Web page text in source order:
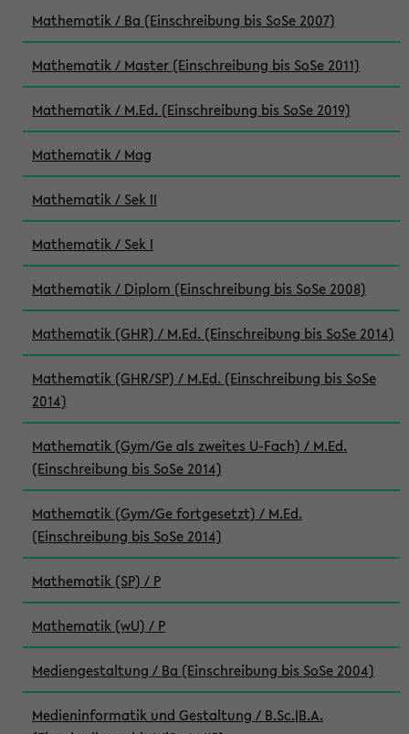
Mathematik / Ba (Einschreibung bis SoSe 2007)
Mathematik / Master (Einschreibung bis SoSe 2011)
Mathematik / M.Ed. (Einschreibung bis SoSe 2019)
Mathematik / Mag
Mathematik / Sek II
Mathematik / Sek I
Mathematik / Diplom (Einschreibung bis SoSe 2008)
Mathematik (GHR) / M.Ed. (Einschreibung bis SoSe 2014)
Mathematik (GHR/SP) / M.Ed. (Einschreibung bis SoSe
2014)
Mathematik (Gym/Ge als zweites U-Fach) / M.Ed.
(Einschreibung bis SoSe 2014)
Mathematik (Gym/Ge fortgesetzt) / M.Ed.
(Einschreibung bis SoSe 2014)
Mathematik (SP) / P
Mathematik (wU) / P
Mediengestaltung / Ba (Einschreibung bis SoSe 2004)
Medieninformatik und Gestaltung / B.Sc.|B.A.